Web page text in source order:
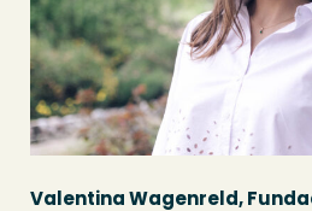
Valentina Wagenreld,